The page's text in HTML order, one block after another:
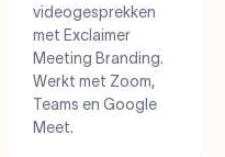
videogesprekken
met Exclaimer
Meeting Branding.
Werkt met Zoom,
Teams en Google
Meet.